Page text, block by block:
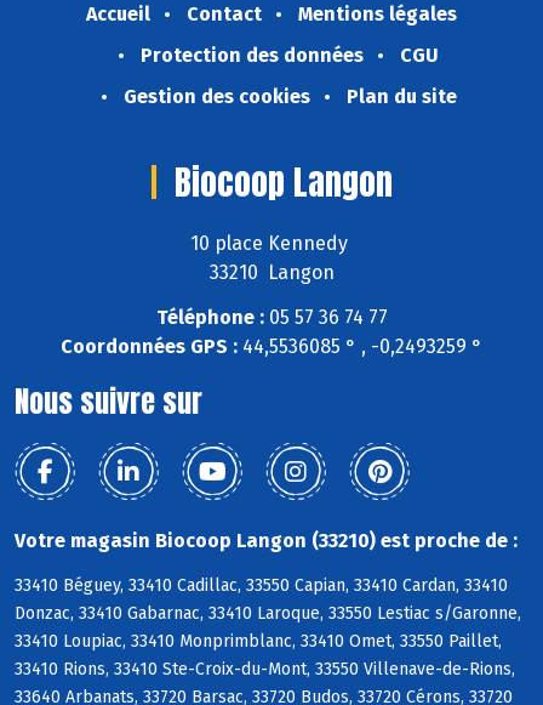
Accueil Contact
Mentions légales
Protection des données
CGU
Gestion des cookies
Plan du site
Biocoop Langon
10 place Kennedy
33210 Langon
Téléphone :05 57 36 74 77
Coordonnées GPS : 44,5536085 ° , -0,2493259 °
Nous suivre sur
Votre magasin Biocoop Langon (33210) est proche de :
33410 Béguey, 33410 Cadillac, 33550 Capian, 33410 Cardan, 33410
Donzac, 33410 Gabarnac, 33410 Laroque, 33550 Lestiac s/Garonne,
33410 Loupiac, 33410 Monprimblanc, 33410 Omet, 33550 Paillet,
33410 Rions, 33410 Ste-Croix-du-Mont, 33550 Villenave-de-Rions,
33640 Arbanats, 33720 Barsac, 33720 Budos, 33720 Cérons, 33720